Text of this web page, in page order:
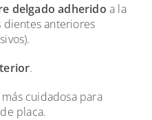
delgado adherido a la
anteriores
.
cuidadosa para
placa.